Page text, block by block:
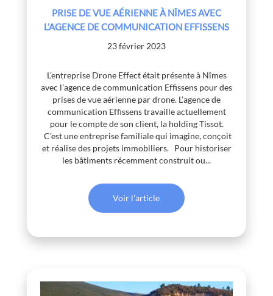
PRISE DE VUE AÉRIENNE À NÎMES AVEC
L’AGENCE DE COMMUNICATION EFFISSENS
23 février 2023
L’entreprise Drone Effect était présente à Nîmes
avec l’agence de communication Effissens pour des
prises de vue aérienne par drone. L’agence de
communication Effissens travaille actuellement
pour le compte de son client, la holding Tissot.
C’est une entreprise familiale qui imagine, conçoit
et réalise des projets immobiliers. Pour historiser
les bâtiments récemment construit ou...
Voir l'article